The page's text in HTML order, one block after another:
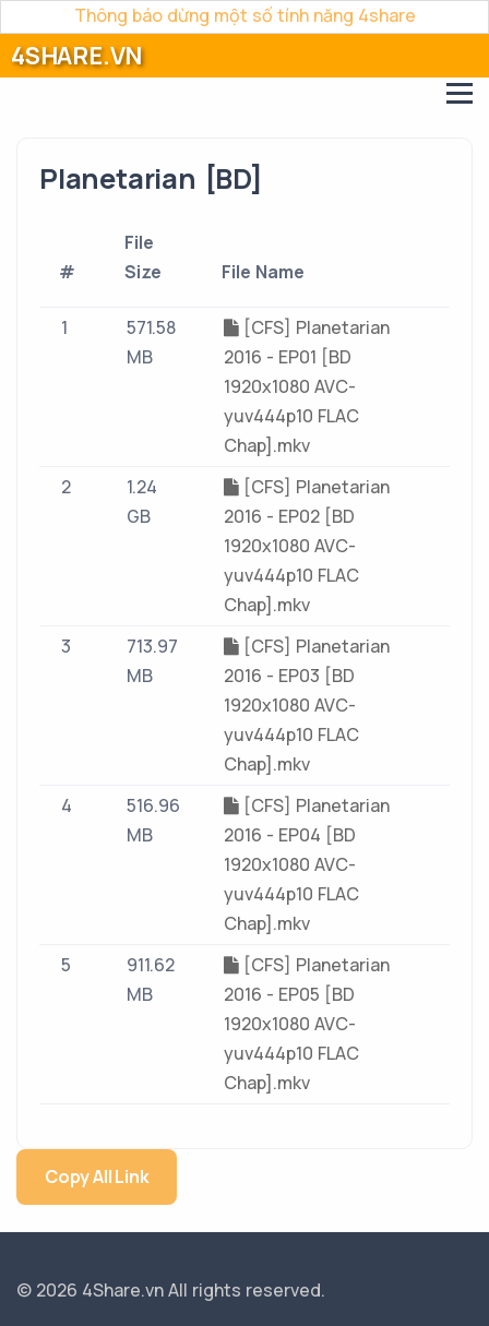
Thông báo dừng một số tính năng 4share
4SHARE.VN
Planetarian [BD]
#
File
Size
File Name
1
571.58
MB
[CFS] Planetarian
2016 - EP01 [BD
1920x1080 AVC-
yuv444p10 FLAC
Chap].mkv
2
1.24
GB
[CFS] Planetarian
2016 - EP02 [BD
1920x1080 AVC-
yuv444p10 FLAC
Chap].mkv
3
713.97
MB
[CFS] Planetarian
2016 - EP03 [BD
1920x1080 AVC-
yuv444p10 FLAC
Chap].mkv
4
516.96
MB
[CFS] Planetarian
2016 - EP04 [BD
1920x1080 AVC-
yuv444p10 FLAC
Chap].mkv
5
911.62
MB
[CFS] Planetarian
2016 - EP05 [BD
1920x1080 AVC-
yuv444p10 FLAC
Chap].mkv
Copy All Link
© 2026 4Share.vnAll rights reserved.